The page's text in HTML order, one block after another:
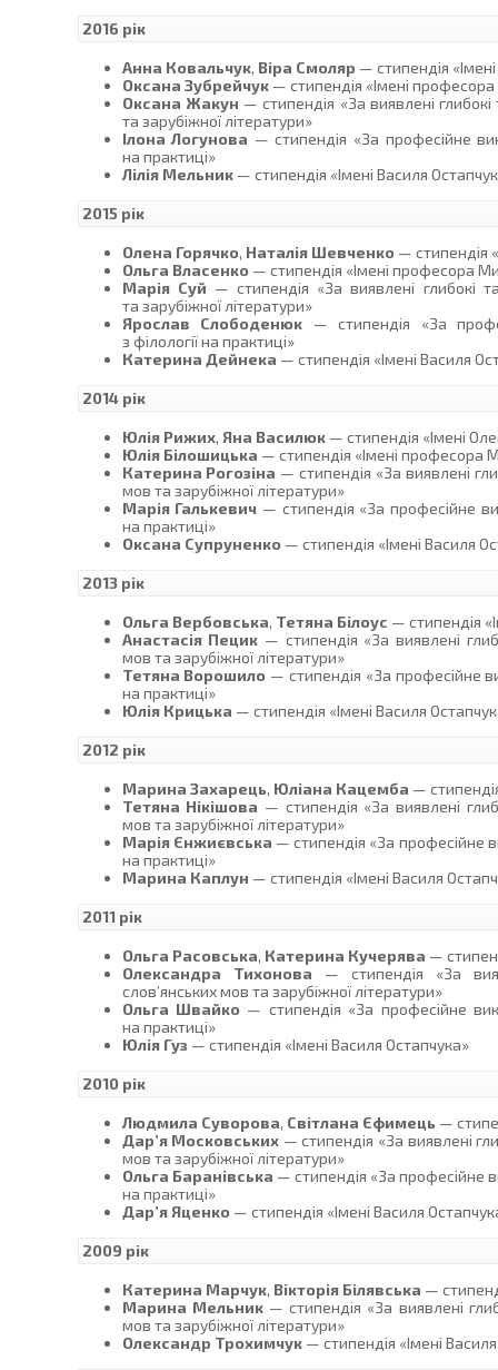
2016 рік
Анна Ковальчук, Віра Смоляр — стипендія
Оксана Зубрейчук— стипендія «Імені
Оксана Жакун — стипендія «За виявлені
та зарубіжної літератури»
Ілона Логунова — стипендія «За професійне
на практиці»
Лілія Мельник— стипендія «Імені Василя
2015 рік
Олена Горячко, Наталія Шевченко— стипендія
Ольга Власенко— стипендія «Імені професора
Марія Суй — стипендія «За виявлені глибокі
та зарубіжної літератури»
Ярослав Слободенюк — стипендія «За
з філології на практиці»
Катерина Дейнека — стипендія «Імені Василя
2014 рік
Юлія Рижих, Яна Василюк— стипендія «Імені
Юлія Білошицька — стипендія «Імені професора
Катерина Рогозіна — стипендія «За виявлені
мов та зарубіжної літератури»
Марія Галькевич — стипендія «За професійне
на практиці»
Оксана Супруненко— стипендія «Імені Василя
2013 рік
Ольга Вербовська, Тетяна Білоус — стипендія
Анастасія Пецик — стипендія «За виявлені
мов та зарубіжної літератури»
Тетяна Ворошило — стипендія «За професійне
на практиці»
Юлія Крицька — стипендія «Імені Василя
2012 рік
Марина Захарець, Юліана Кацемба —
Тетяна Нікішова — стипендія «За виявлені
мов та зарубіжної літератури»
Марія Єнжиєвська — стипендія «За професійне
на практиці»
Марина Каплун — стипендія «Імені Василя
2011 рік
Ольга Расовська, Катерина Кучерява —
Олександра Тихонова — стипендія «За
слов’янських мов та зарубіжної літератури»
Ольга Швайко— стипендія «За професійне
на практиці»
Юлія Гуз — стипендія «Імені Василя Остапчука»
2010 рік
Людмила Суворова, Світлана Єфимець —
Дар’я Московських — стипендія «За виявлені
мов та зарубіжної літератури»
Ольга Баранівська — стипендія «За професійне
на практиці»
Дар’я Яценко— стипендія «Імені Василя
2009 рік
Катерина Марчук, Вікторія Білявська —
Марина Мельник— стипендія «За виявлені
мов та зарубіжної літератури»
Олександр Трохимчук— стипендія «Імені